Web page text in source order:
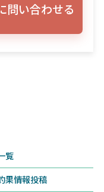
問い合わせる
覧
果情報投稿